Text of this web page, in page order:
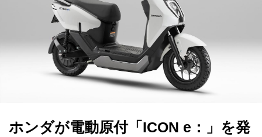
ホンダが電動原付「ICON e：」を発